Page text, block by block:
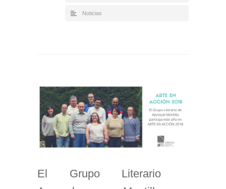
Noticias
El Grupo Literario